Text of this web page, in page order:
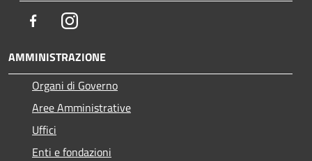
FacebookInstagram
AMMINISTRAZIONE
Organi di Governo
Aree Amministrative
Uffici
Enti e fondazioni